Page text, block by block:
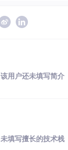
该用户还未填写简介
未填写擅长的技术栈